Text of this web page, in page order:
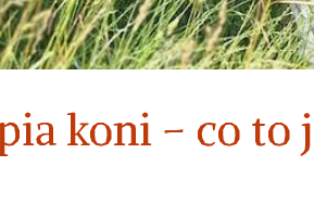
koni – co to